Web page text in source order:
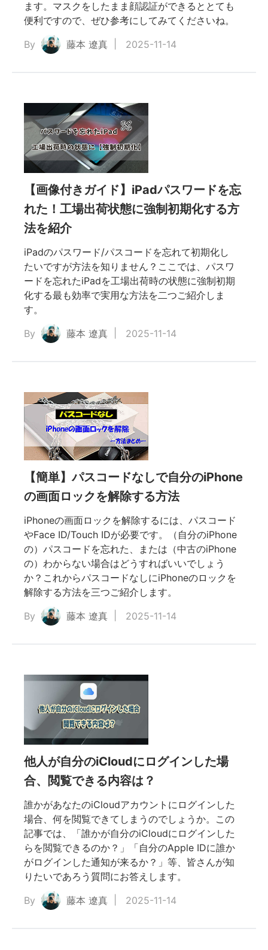
ます。マスクをしたまま顔認証ができるととても
便利ですので、ぜひ参考にしてみてくださいね。
By
藤本 遼真 2025-11-14
【画像付きガイド】iPadパスワードを忘
れた！工場出荷状態に強制初期化する方
法を紹介
iPadのパスワード/パスコードを忘れて初期化し
たいですが方法を知りません？ここでは、パスワ
ードを忘れたiPadを工場出荷時の状態に強制初期
化する最も効率で実用な方法を二つご紹介しま
す。
By
藤本 遼真 2025-11-14
【簡単】パスコードなしで自分のiPhone
の画面ロックを解除する方法
iPhoneの画面ロックを解除するには、パスコード
やFace ID/Touch IDが必要です。（自分のiPhone
の）パスコードを忘れた、または（中古のiPhone
の）わからない場合はどうすればいいでしょう
か？これからパスコードなしにiPhoneのロックを
解除する方法を三つご紹介します。
By
藤本 遼真 2025-11-14
他人が自分のiCloudにログインした場
合、閲覧できる内容は？
誰かがあなたのiCloudアカウントにログインした
場合、何を閲覧できてしまうのでしょうか。この
記事では、「誰かが自分のiCloudにログインした
らを閲覧できるのか？」「自分のApple IDに誰か
がログインした通知が来るか？」等、皆さんが知
りたいであろう質問にお答えします。
By
藤本 遼真 2025-11-14